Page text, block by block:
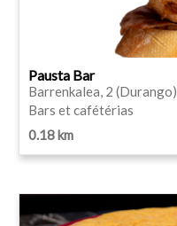
Pausta Bar
Barrenkalea, 2 (Durango)
Bars et cafétérias
0.18 km